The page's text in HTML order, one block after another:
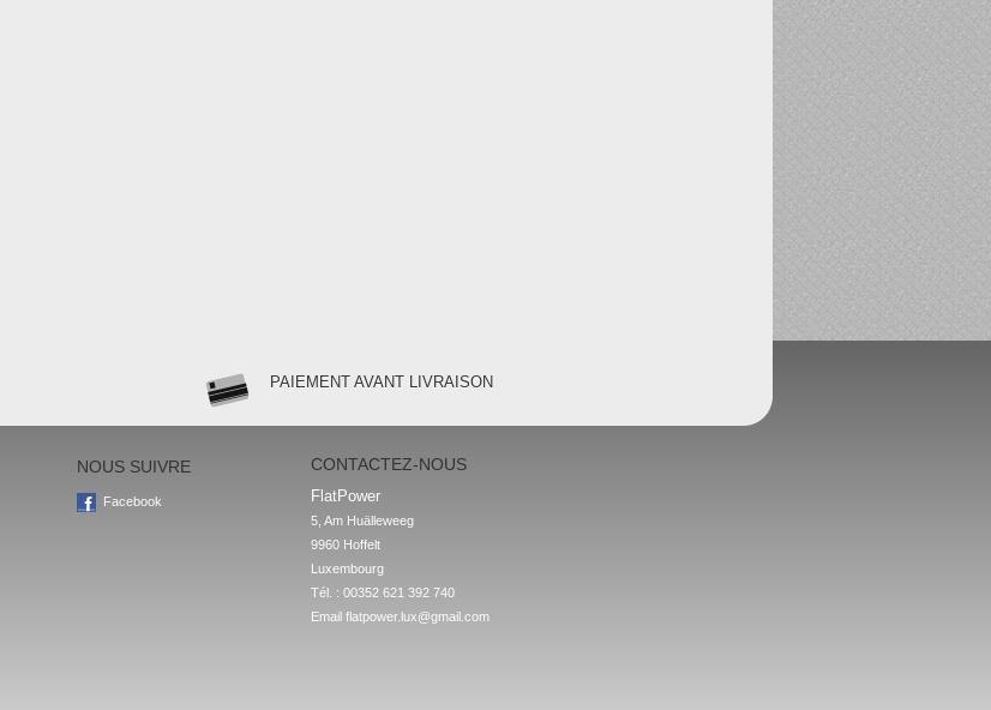
PAIEMENT AVANT LIVRAISON
NOUS SUIVRE
Facebook
CONTACTEZ-NOUS
FlatPower
5, Am Huälleweeg
9960 Hoffelt
Luxembourg
Tél. : 00352 621 392 740
Email flatpower.lux@gmail.com